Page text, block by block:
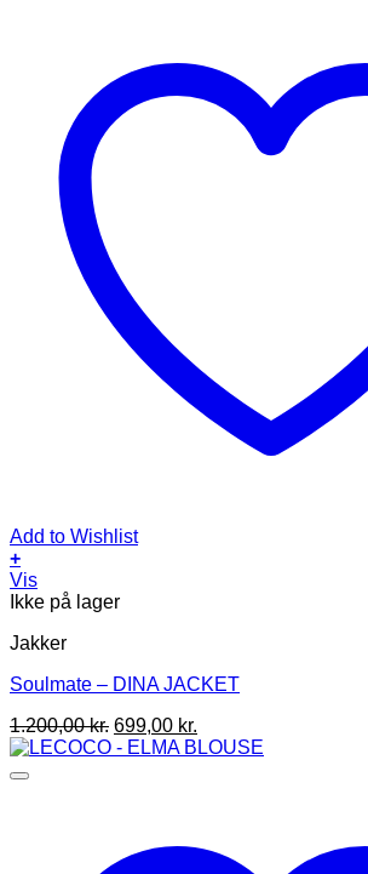
Add to Wishlist
+
Dette
vare
flere
Mulighederne
vælges
på
varesiden
Vis
Ikke på lager
Jakker
Soulmate – DINA JACKET
1.200,00kr. Den
oprindelige
699,00 kr.
aktuelle